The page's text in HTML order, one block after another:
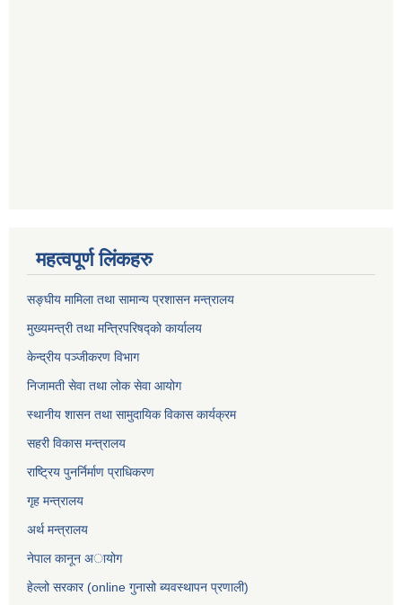
महत्वपूर्ण लिंकहरु
सङ्घीय मामिला तथा सामान्य प्रशासन मन्त्रालय
मुख्यमन्त्री तथा मन्त्रिपरिषद्को कार्यालय
केन्द्रीय पञ्जीकरण विभाग
निजामती सेवा तथा लोक सेवा आयोग
स्थानीय शासन तथा सामुदायिक विकास कार्यक्रम
सहरी विकास मन्त्रालय
राष्ट्रिय पुनर्निर्माण प्राधिकरण
गृह मन्त्रालय
अर्थ मन्त्रालय
नेपाल कानून अायोग
हेल्लो सरकार (online गुनासो ब्यवस्थापन प्रणाली)